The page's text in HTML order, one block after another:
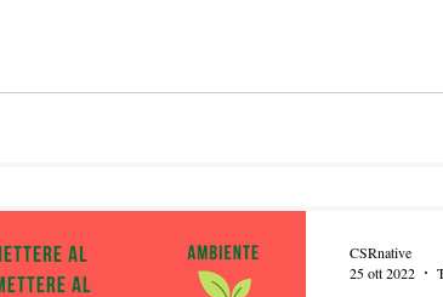
CSRnative
25 ott 2022